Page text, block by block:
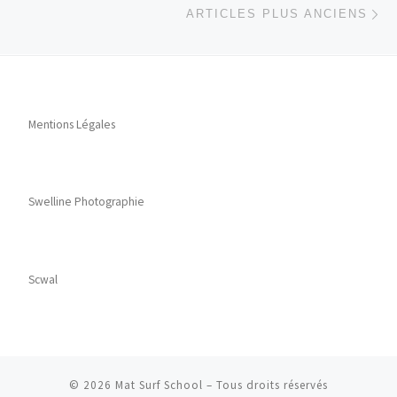
ARTICLES PLUS ANCIENS
Mentions Légales
Swelline Photographie
Scwal
© 2026 Mat Surf School – Tous droits réservés